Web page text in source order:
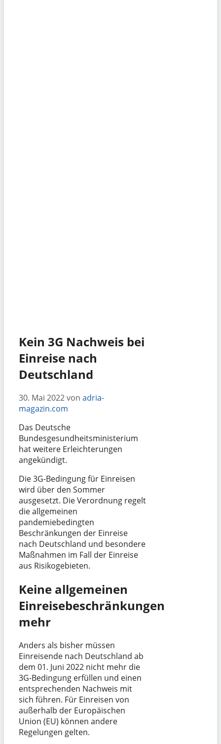
Kein 3G Nachweis bei
Einreise nach
Deutschland
30. Mai 2022von adria-
magazin.com
Das Deutsche
Bundesgesundheitsministerium
hat weitere Erleichterungen
angekündigt.
Die 3G-Bedingung für Einreisen
wird über den Sommer
ausgesetzt. Die Verordnung regelt
die allgemeinen
pandemiebedingten
Beschränkungen der Einreise
nach Deutschland und besondere
Maßnahmen im Fall der Einreise
aus Risikogebieten.
Keine allgemeinen
Einreisebeschränkungen
mehr
Anders als bisher müssen
Einreisende nach Deutschland ab
dem 01. Juni 2022 nicht mehr die
3G-Bedingung erfüllen und einen
entsprechenden Nachweis mit
sich führen. Für Einreisen von
außerhalb der Europäischen
Union (EU) können andere
Regelungen gelten.